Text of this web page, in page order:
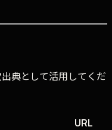
典として活用してくだ
URL